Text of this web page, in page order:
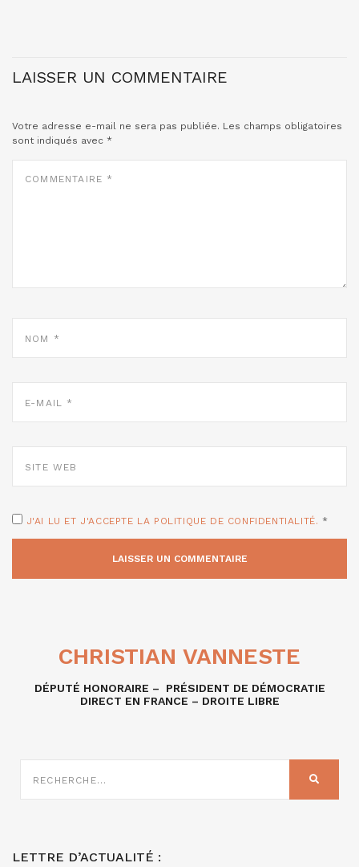
LAISSER UN COMMENTAIRE
Votre adresse e-mail ne sera pas publiée. Les champs obligatoires
sont indiqués avec *
MAIL
WEB
J'AI LU ET J'ACCEPTE LA POLITIQUE DE CONFIDENTIALITÉ. *
CHRISTIAN VANNESTE
DÉPUTÉ HONORAIRE – PRÉSIDENT DE DÉMOCRATIE
DIRECT EN FRANCE – DROITE LIBRE
SUR
LETTRE D’ACTUALITÉ :